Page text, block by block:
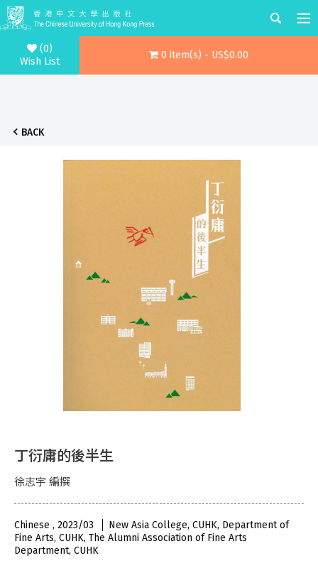
(0)
Wish List
0 item(s) - US$0.00
BACK
丁衍庸的後半生
徐志宇 編撰
Chinese , 2023/03
New Asia College, CUHK, Department of
Fine Arts, CUHK, The Alumni Association of Fine Arts
Department, CUHK